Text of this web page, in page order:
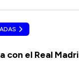
con el Real